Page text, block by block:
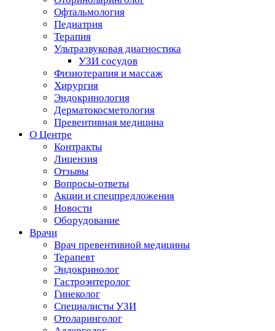
Офтальмология
Педиатрия
Терапия
Ультразвуковая диагностика
УЗИ сосудов
Физиотерапия и массаж
Хирургия
Эндокринология
Дерматокосметология
Превентивная медицина
О Центре
Контракты
Лицензия
Отзывы
Вопросы-ответы
Акции и спецпредложения
Новости
Оборудование
Врачи
Врач превентивной медицины
Терапевт
Эндокринолог
Гастроэнтеролог
Гинеколог
Специалисты УЗИ
Отоларинголог